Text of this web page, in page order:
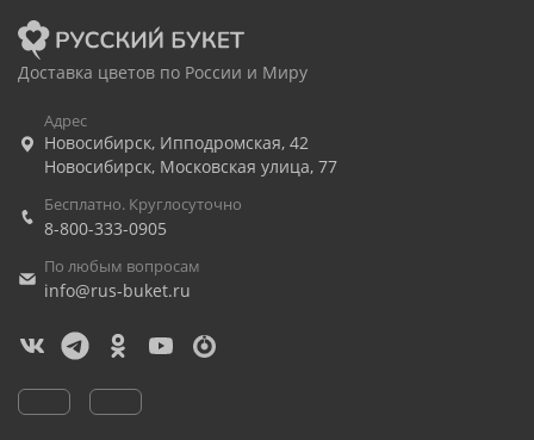
Доставка цветов по России и Миру
Адрес
Новосибирск, Ипподромская, 42
Новосибирск, Московская улица, 77
Бесплатно. Круглосуточно
8-800-333-0905
По любым вопросам
info@rus-buket.ru